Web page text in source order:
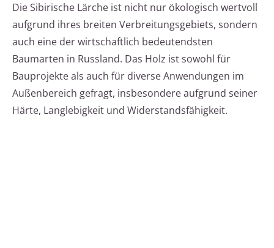
Die Sibirische Lärche ist nicht nur ökologisch wertvoll
aufgrund ihres breiten Verbreitungsgebiets, sondern
auch eine der wirtschaftlich bedeutendsten
Baumarten in Russland. Das Holz ist sowohl für
Bauprojekte als auch für diverse Anwendungen im
Außenbereich gefragt, insbesondere aufgrund seiner
Härte, Langlebigkeit und Widerstandsfähigkeit.